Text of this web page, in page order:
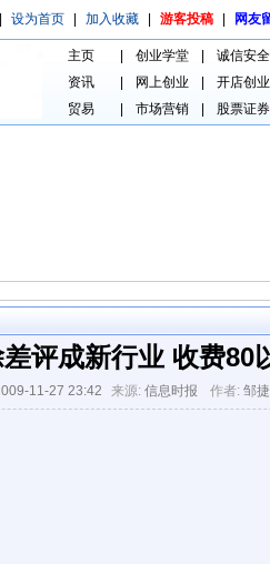
设为首页 加入收藏 游客投稿 网友
主页 创业学堂
诚信安全
资讯
网上创业
开店创业
贸易
市场营销 股票证券
差评成新行业 收费80
11-27 23:42 来源: 信息时报 作者: 邹